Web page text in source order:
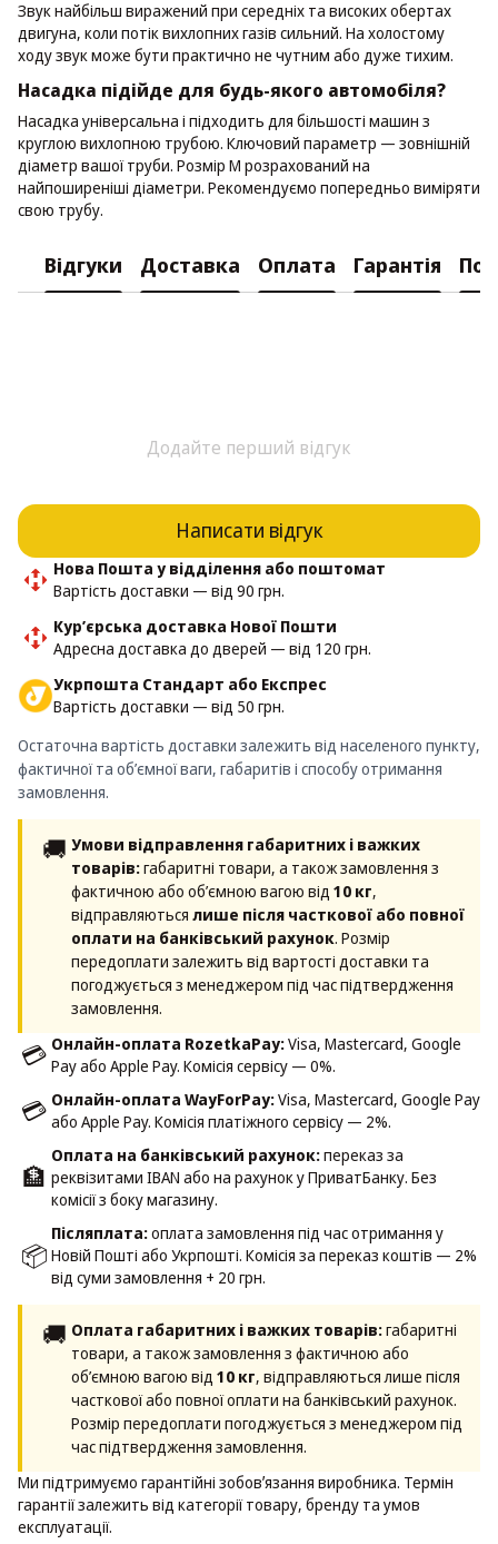
Звук найбільш виражений при середніх та високих обертах
двигуна, коли потік вихлопних газів сильний. На холостому
ходу звук може бути практично не чутним або дуже тихим.
Насадка підійде для будь-якого автомобіля?
Насадка універсальна і підходить для більшості машин з
круглою вихлопною трубою. Ключовий параметр — зовнішній
діаметр вашої труби. Розмір M розрахований на
найпоширеніші діаметри. Рекомендуємо попередньо виміряти
свою трубу.
Відгуки Доставка Оплата Гарантія
Додайте перший відгук
Написати відгук
Нова Пошта у відділення або поштомат
Вартість доставки — від 90 грн.
Кур’єрська доставка Нової Пошти
Адресна доставка до дверей — від 120 грн.
Укрпошта Стандарт або Експрес
Вартість доставки — від 50 грн.
Остаточна вартість доставки залежить від населеного пункту,
фактичної та об’ємної ваги, габаритів і способу отримання
замовлення.
🚚 Умови відправлення габаритних і важких
товарів:габаритні товари, а також замовлення з
фактичною або об’ємною вагою від 10 кг,
відправляються лише після часткової або повної
оплати на банківський рахунок. Розмір
передоплати залежить від вартості доставки та
погоджується з менеджером під час підтвердження
замовлення.
💳 Онлайн-оплата RozetkaPay:Visa, Mastercard, Google
Pay або Apple Pay. Комісія сервісу — 0%.
💳 Онлайн-оплата WayForPay:Visa, Mastercard, Google Pay
або Apple Pay. Комісія платіжного сервісу — 2%.
🏦
Оплата на банківський рахунок:переказ за
реквізитами IBAN або на рахунок у ПриватБанку. Без
комісії з боку магазину.
📦
Післяплата:оплата замовлення під час отримання у
Новій Пошті або Укрпошті. Комісія за переказ коштів — 2%
від суми замовлення + 20 грн.
🚚 Оплата габаритних і важких товарів:габаритні
товари, а також замовлення з фактичною або
об’ємною вагою від 10 кг, відправляються лише після
часткової або повної оплати на банківський рахунок.
Розмір передоплати погоджується з менеджером під
час підтвердження замовлення.
Ми підтримуємо гарантійні зобовʼязання виробника. Термін
гарантії залежить від категорії товару, бренду та умов
експлуатації.